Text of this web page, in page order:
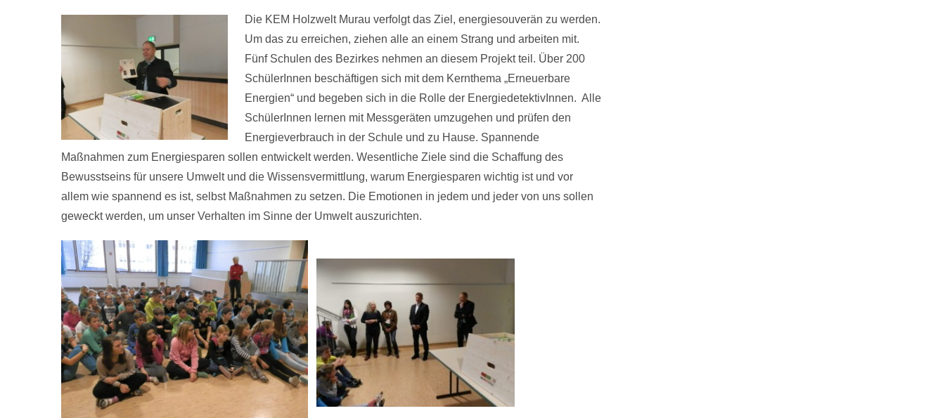
Die KEM Holzwelt Murau verfolgt das Ziel, energiesouverän zu werden.
Um das zu erreichen, ziehen alle an einem Strang und arbeiten mit.
Fünf Schulen des Bezirkes nehmen an diesem Projekt teil. Über 200
SchülerInnen beschäftigen sich mit dem Kernthema „Erneuerbare
Energien“ und begeben sich in die Rolle der EnergiedetektivInnen. Alle
SchülerInnen lernen mit Messgeräten umzugehen und prüfen den
Energieverbrauch in der Schule und zu Hause. Spannende
Maßnahmen zum Energiesparen sollen entwickelt werden. Wesentliche Ziele sind die Schaffung des
Bewusstseins für unsere Umwelt und die Wissensvermittlung, warum Energiesparen wichtig ist und vor
allem wie spannend es ist, selbst Maßnahmen zu setzen. Die Emotionen in jedem und jeder von uns sollen
geweckt werden, um unser Verhalten im Sinne der Umwelt auszurichten.